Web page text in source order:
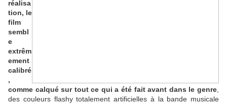
réalisa
tion, le
film
sembl
e
extrêm
ement
calibré
,
comme calqué sur tout ce qui a été fait avant dans le genre
des couleurs flashy totalement artificielles à la bande musicale